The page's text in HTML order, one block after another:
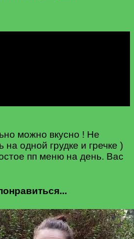
можно вкусно ! Не
на одной грудке и гречке )
пп меню на день. Вас